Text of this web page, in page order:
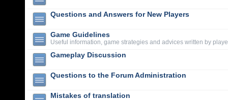
Questions and Answers for New Players
Game Guidelines
Useful information, game strategies and advices written by
Gameplay Discussion
Questions to the Forum Administration
Mistakes of translation